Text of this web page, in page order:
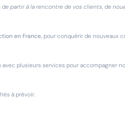
de partir à la rencontre de vos clients, de
en France, pour conquérir de nouveaux
plusieurs services pour accompagner
à prévoir.